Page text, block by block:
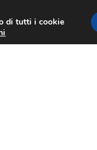
di tutti i cookie